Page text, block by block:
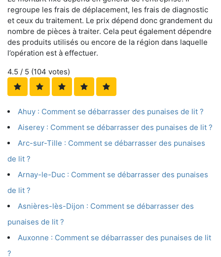
regroupe les frais de déplacement, les frais de diagnostic
et ceux du traitement. Le prix dépend donc grandement du
nombre de pièces à traiter. Cela peut également dépendre
des produits utilisés ou encore de la région dans laquelle
l’opération est à effectuer.
4.5 / 5 (104 votes)
Ahuy : Comment se débarrasser des punaises de lit ?
Aiserey : Comment se débarrasser des punaises de lit ?
Arc-sur-Tille : Comment se débarrasser des punaises
de lit ?
Arnay-le-Duc : Comment se débarrasser des punaises
de lit ?
Asnières-lès-Dijon : Comment se débarrasser des
punaises de lit ?
Auxonne : Comment se débarrasser des punaises de lit
?